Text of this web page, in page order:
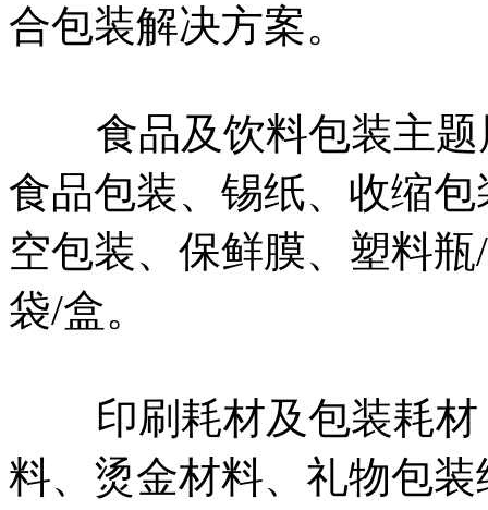
合包装解决方案。
食品及饮料包装主题
食品包装、锡纸、收缩
空包装、保鲜膜、塑料
袋/盒。
印刷耗材及包装耗材
料、烫金材料、礼物包